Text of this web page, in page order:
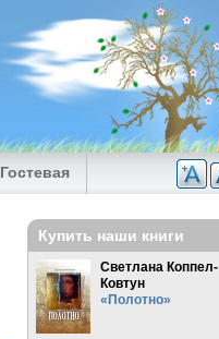
Гостевая
Купить наши книги
Светлана Коппел-
Ковтун
«Полотно»